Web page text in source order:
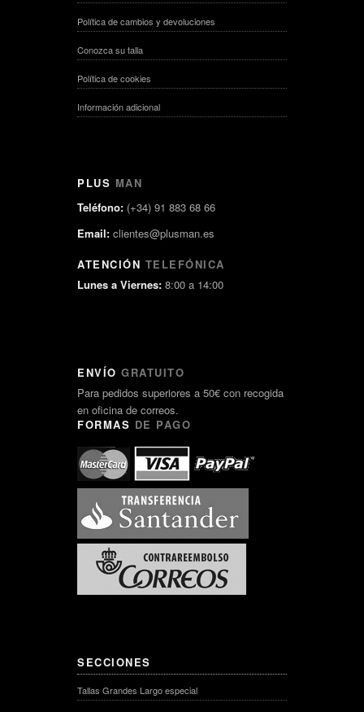
Política de cambios y devoluciones
Conozca su talla
Política de cookies
Información adicional
PLUS MAN
Teléfono: (+34) 91 883 68 66
Email: clientes@plusman.es
ATENCIÓN TELEFÓNICA
Lunes a Viernes: 8:00 a 14:00
ENVÍO GRATUITO
Para pedidos superiores a 50€ con recogida
en oficina de correos.
FORMAS DE PAGO
SECCIONES
Tallas Grandes Largo especial